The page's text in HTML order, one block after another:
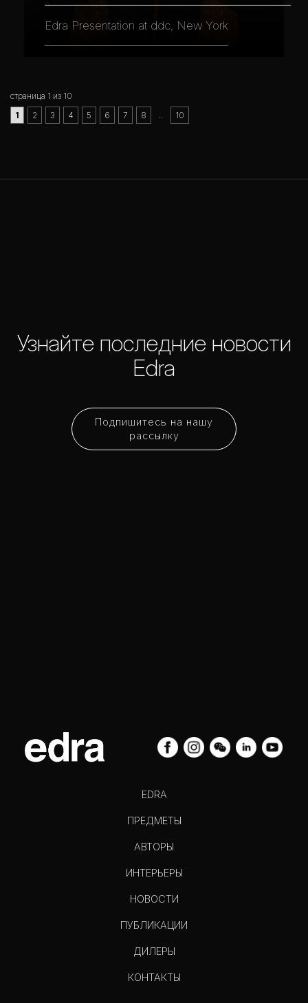
Edra Presentation at ddc, New York
страница 1 из 10
1
2 3 4 5 6 7 8 10
Подпишитесь на нашу
рассылку
Узнайте последние новости
Edra
EDRA
ПРЕДМЕТЫ
АВТОРЫ
ИНТЕРЬЕРЫ
НОВОСТИ
ПУБЛИКАЦИИ
ДИЛЕРЫ
КОНТАКТЫ